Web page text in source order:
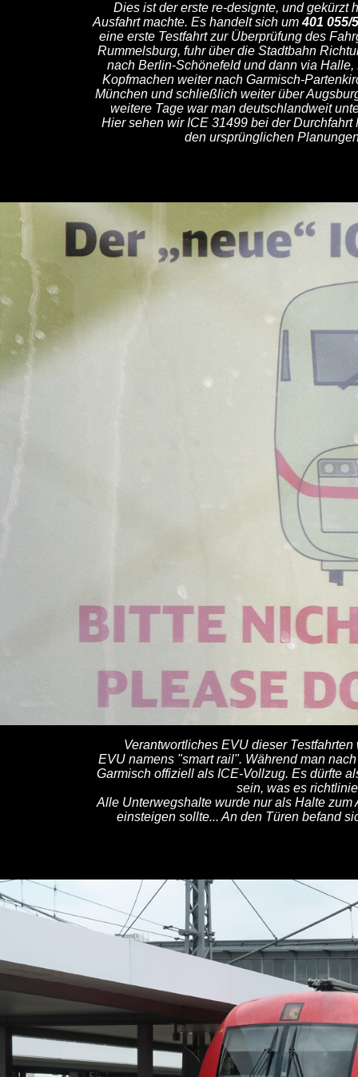
Dies ist der erste re-designte, und gekürzt
Ausfahrt machte. Es handelt sich um401 055/
eine erste Testfahrt zur Überprüfung des
Rummelsburg, fuhr über die Stadtbahn
nach Berlin-Schönefeld und dann via
Kopfmachen weiter nach Garmisch-
München und schließlich weiter über
weitere Tage war man deutschlandweit
Hier sehen wir ICE 31499 bei der
den ursprünglichen
Verantwortliches EVU dieser
EVU namens "smart rail". Während man
Garmisch offiziell als ICE-Vollzug. Es dürfte
sein, was es
Alle Unterwegshalte wurde nur als Halte
einsteigen sollte... An den Türen befand